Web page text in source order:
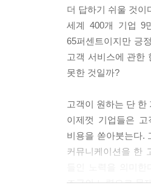
웹사이트에 정보를
하는 답을 제공해주
사이트를 단순하게
널에 머무르도록 하
회사들은 자사의 첫
만 한 번 이상 연락
른 대답이 나온다.
더 답하기 쉬울 것이
세계 400개 기업 9
65퍼센트이지만 긍
고객 서비스에 관한
못한 것일까?
고객이 원하는 단 한
이제껏 기업들은
비용을 쏟아붓는다.
커뮤니케이션을 한
조금의 노력으로 문